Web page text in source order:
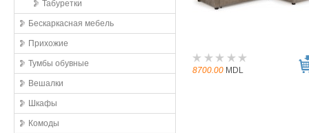
Табуретки
Бескаркасная мебель
Прихожие
Тумбы обувные
Вешалки
Шкафы
Комоды
8700.00 MDL